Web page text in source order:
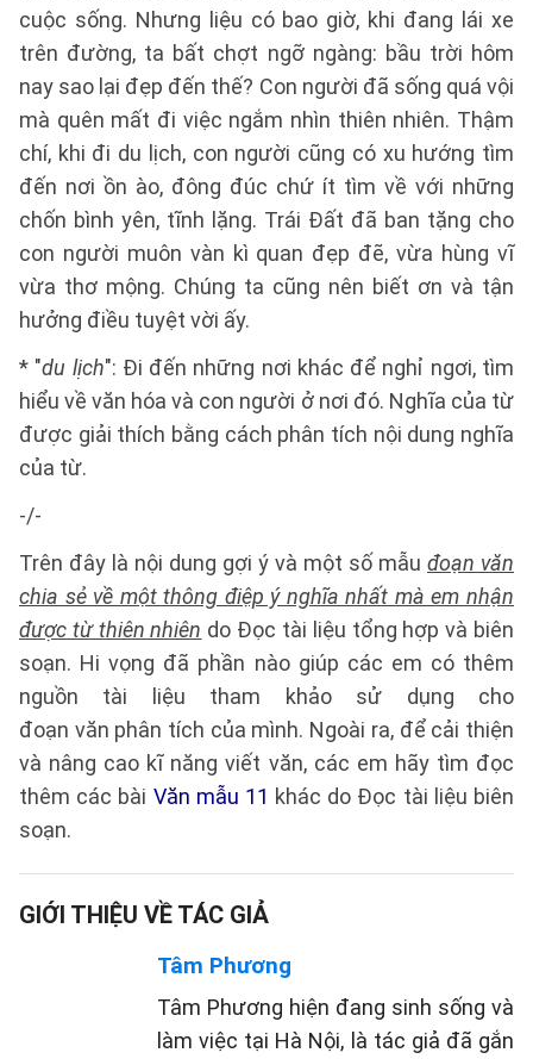
cuộc sống. Nhưng liệu có bao giờ, khi đang lái xe
trên đường, ta bất chợt ngỡ ngàng: bầu trời hôm
nay sao lại đẹp đến thế? Con người đã sống quá vội
mà quên mất đi việc ngắm nhìn thiên nhiên. Thậm
chí, khi đi du lịch, con người cũng có xu hướng tìm
đến nơi ồn ào, đông đúc chứ ít tìm về với những
chốn bình yên, tĩnh lặng. Trái Đất đã ban tặng cho
con người muôn vàn kì quan đẹp đẽ, vừa hùng vĩ
vừa thơ mộng. Chúng ta cũng nên biết ơn và tận
hưởng điều tuyệt vời ấy.
* "du lịch": Đi đến những nơi khác để nghỉ ngơi, tìm
hiểu về văn hóa và con người ở nơi đó. Nghĩa của từ
được giải thích bằng cách phân tích nội dung nghĩa
của từ.
-/-
Trên đây là nội dung gợi ý và một số mẫu đoạn văn
chia sẻ về một thông điệp ý nghĩa nhất mà em nhận
được từ thiên nhiên do Đọc tài liệu tổng hợp và biên
soạn. Hi vọng đã phần nào giúp các em có thêm
nguồn tài liệu tham khảo sử dụng cho
đoạn văn phân tích của mình. Ngoài ra, để cải thiện
và nâng cao kĩ năng viết văn, các em hãy tìm đọc
thêm các bài Văn mẫu 11 khác do Đọc tài liệu biên
soạn.
GIỚI THIỆU VỀ TÁC GIẢ
Tâm Phương
Tâm Phương hiện đang sinh sống và
làm việc tại Hà Nội, là tác giả đã gắn